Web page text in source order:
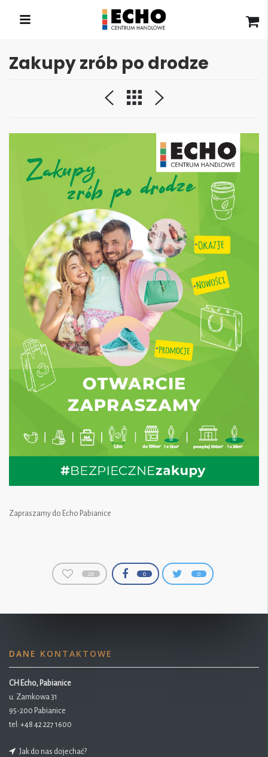
Zakupy zrób po drodze
Zapraszamy do Echo Pabianice
20 0 0
DANE KONTAKTOWE
CH Echo, Pabianice
u. Zamkowa 31
95-200 Pabianice
tel: +48 42 227 1600
Jak do nas dojechać?